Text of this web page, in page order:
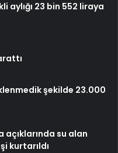
aylığı 23 bin 552 liraya
şekilde 23.000
açıklarında su alan
kurtarıldı